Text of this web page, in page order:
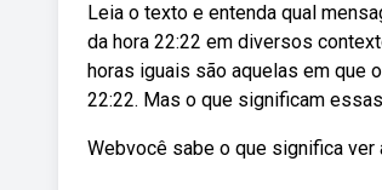
Leia o texto e entenda qual
da hora 22:22 em diversos
horas iguais são aquelas em que
22:22. Mas o que significam
Webvocê sabe o que significa ver